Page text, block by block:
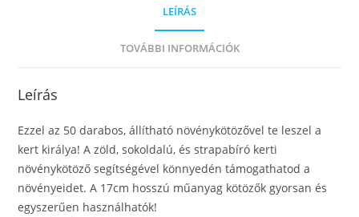
LEÍRÁS
TOVÁBBI INFORMÁCIÓK
Leírás
Ezzel az 50 darabos, állítható növénykötözővel te leszel a
kert királya! A zöld, sokoldalú, és strapabíró kerti
növénykötöző segítségével könnyedén támogathatod a
növényeidet. A 17cm hosszú műanyag kötözők gyorsan és
egyszerűen használhatók!